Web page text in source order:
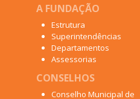
A FUNDAÇÃO
Estrutura
Superintendências
Departamentos
Assessorias
CONSELHOS
Conselho Municipal de